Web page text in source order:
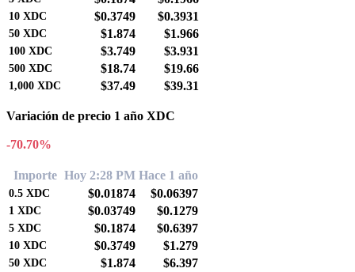
10 XDC $0.3749 $0.3931
50 XDC $1.874 $1.966
100 XDC $3.749 $3.931
500 XDC $18.74 $19.66
1,000 XDC $37.49 $39.31
Variación de precio 1 año XDC
-70.70%
Importe Hoy 2:28 PM Hace 1 año
0.5 XDC $0.01874 $0.06397
1 XDC $0.03749 $0.1279
5 XDC $0.1874 $0.6397
10 XDC $0.3749 $1.279
50 XDC $1.874 $6.397